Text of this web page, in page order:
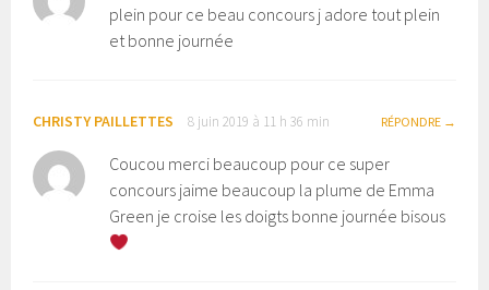
plein pour ce beau concours j adore tout plein
et bonne journée
CHRISTY PAILLETTES 8 juin 2019 à 11 h 36 min RÉPONDRE
Coucou merci beaucoup pour ce super
concours jaime beaucoup la plume de Emma
Green je croise les doigts bonne journée bisous